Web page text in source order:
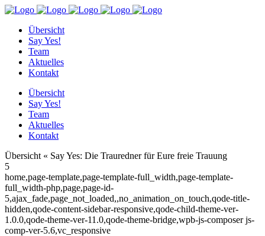
Übersicht
Say Yes!
Team
Aktuelles
Kontakt
Übersicht
Say Yes!
Team
Aktuelles
Kontakt
Übersicht « Say Yes: Die Trauredner für Eure freie Trauung
5
home,page-template,page-template-full_width,page-template-
full_width-php,page,page-id-
5,ajax_fade,page_not_loaded,,no_animation_on_touch,qode-title-
hidden,qode-content-sidebar-responsive,qode-child-theme-ver-
1.0.0,qode-theme-ver-11.0,qode-theme-bridge,wpb-js-composer js-
comp-ver-5.6,vc_responsive